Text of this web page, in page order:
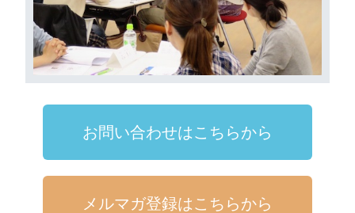
お問い合わせはこちらから
メルマガ登録はこちらから